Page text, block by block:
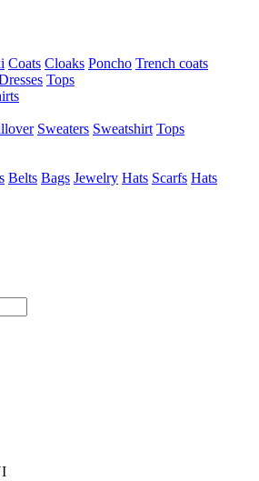
Coats Cloaks Poncho Trench coats
Tops
Sweaters Sweatshirt Tops
Belts Bags Jewelry Hats Scarfs Hats